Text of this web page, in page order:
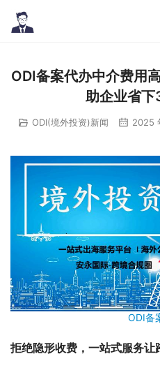
ODI备案代办中介费用
助企业省下
ODI(境外投资)新闻 2025
ODI备
拒绝隐形收费，一站式服务让